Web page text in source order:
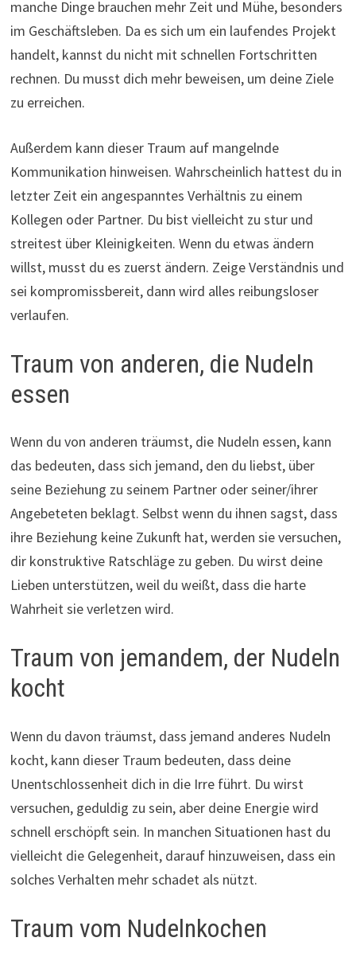
manche Dinge brauchen mehr Zeit und Mühe, besonders
im Geschäftsleben. Da es sich um ein laufendes Projekt
handelt, kannst du nicht mit schnellen Fortschritten
rechnen. Du musst dich mehr beweisen, um deine Ziele
zu erreichen.
Außerdem kann dieser Traum auf mangelnde
Kommunikation hinweisen. Wahrscheinlich hattest du in
letzter Zeit ein angespanntes Verhältnis zu einem
Kollegen oder Partner. Du bist vielleicht zu stur und
streitest über Kleinigkeiten. Wenn du etwas ändern
willst, musst du es zuerst ändern. Zeige Verständnis und
sei kompromissbereit, dann wird alles reibungsloser
verlaufen.
Traum von anderen, die Nudeln
essen
Wenn du von anderen träumst, die Nudeln essen, kann
das bedeuten, dass sich jemand, den du liebst, über
seine Beziehung zu seinem Partner oder seiner/ihrer
Angebeteten beklagt. Selbst wenn du ihnen sagst, dass
ihre Beziehung keine Zukunft hat, werden sie versuchen,
dir konstruktive Ratschläge zu geben. Du wirst deine
Lieben unterstützen, weil du weißt, dass die harte
Wahrheit sie verletzen wird.
Traum von jemandem, der Nudeln
kocht
Wenn du davon träumst, dass jemand anderes Nudeln
kocht, kann dieser Traum bedeuten, dass deine
Unentschlossenheit dich in die Irre führt. Du wirst
versuchen, geduldig zu sein, aber deine Energie wird
schnell erschöpft sein. In manchen Situationen hast du
vielleicht die Gelegenheit, darauf hinzuweisen, dass ein
solches Verhalten mehr schadet als nützt.
Traum vom Nudelnkochen